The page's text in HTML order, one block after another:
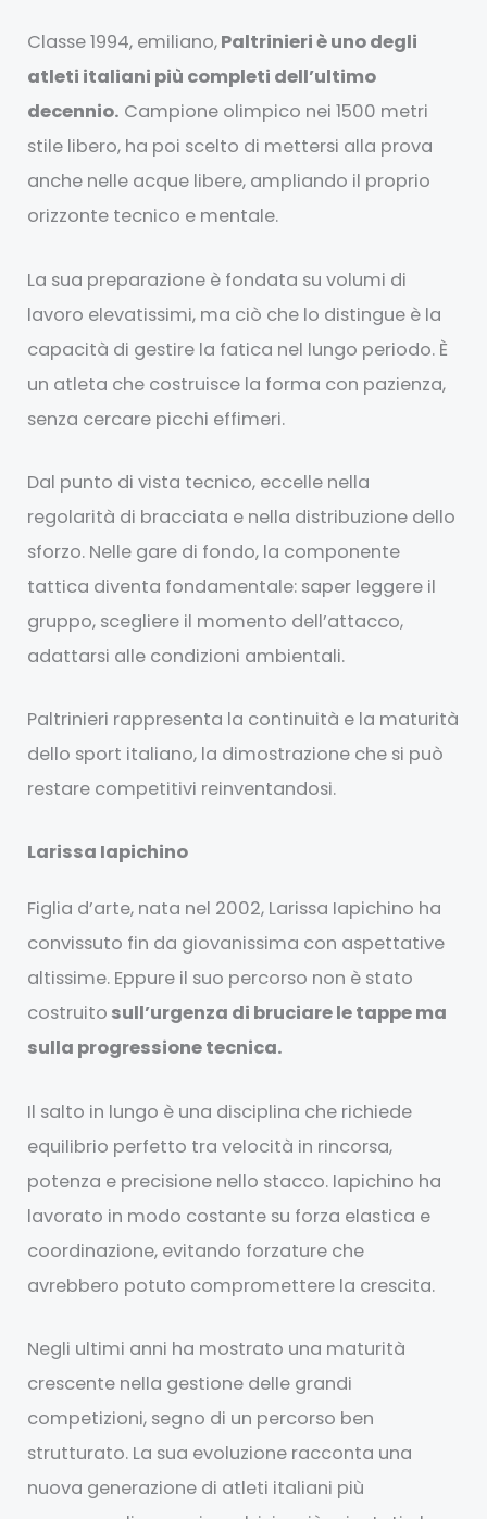
Classe 1994, emiliano,Paltrinieri è uno degli
atleti italiani più completi dell’ultimo
decennio. Campione olimpico nei 1500 metri
stile libero, ha poi scelto di mettersi alla prova
anche nelle acque libere, ampliando il proprio
orizzonte tecnico e mentale.
La sua preparazione è fondata su volumi di
lavoro elevatissimi, ma ciò che lo distingue è la
capacità di gestire la fatica nel lungo periodo. È
un atleta che costruisce la forma con pazienza,
senza cercare picchi effimeri.
Dal punto di vista tecnico, eccelle nella
regolarità di bracciata e nella distribuzione dello
sforzo. Nelle gare di fondo, la componente
tattica diventa fondamentale: saper leggere il
gruppo, scegliere il momento dell’attacco,
adattarsi alle condizioni ambientali.
Paltrinieri rappresenta la continuità e la maturità
dello sport italiano, la dimostrazione che si può
restare competitivi reinventandosi.
Larissa Iapichino
Figlia d’arte, nata nel 2002, Larissa Iapichino ha
convissuto fin da giovanissima con aspettative
altissime. Eppure il suo percorso non è stato
costruito sull’urgenza di bruciare le tappe ma
sulla progressione tecnica.
Il salto in lungo è una disciplina che richiede
equilibrio perfetto tra velocità in rincorsa,
potenza e precisione nello stacco. Iapichino ha
lavorato in modo costante su forza elastica e
coordinazione, evitando forzature che
avrebbero potuto compromettere la crescita.
Negli ultimi anni ha mostrato una maturità
crescente nella gestione delle grandi
competizioni, segno di un percorso ben
strutturato. La sua evoluzione racconta una
nuova generazione di atleti italiani più